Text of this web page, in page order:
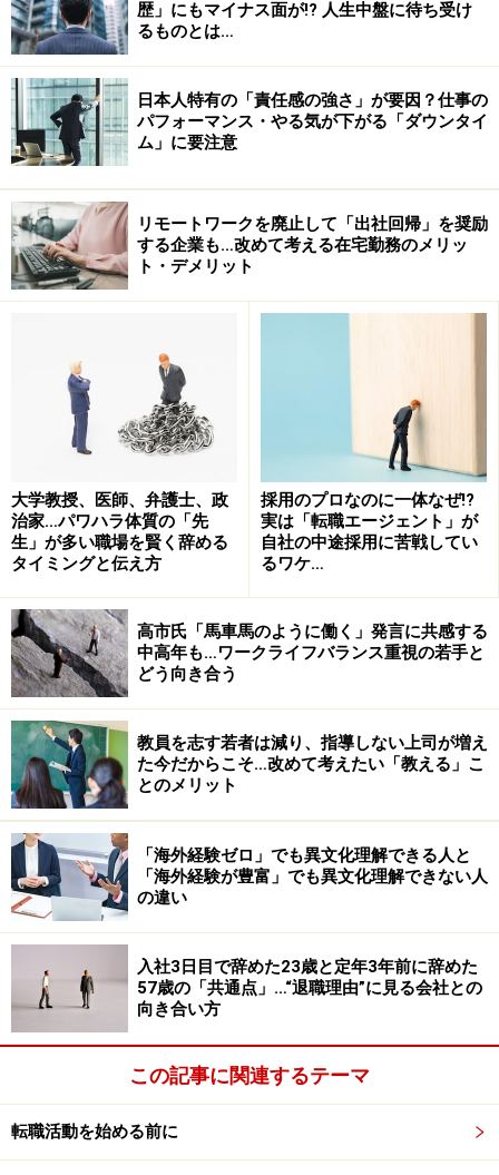
念が入ります。
■ＩＴ系、経営者 男性
理由次第ですね。とはいえ、確かに半年以上の離職期間
がありますと、何をしていたのか聞きたくなります。
先日１年半ぐらいかけて地球を１周していたという転職
希望者の方がいまして、最終的に採用しました。それ以
前の経験が大変当社に向いている経験を持っていました
し、かなり仕事の実績のある方でしたので、１年半のブ
ランクもその期間の話を面白おかしくお話できる方で、
人間にも幅が出る経験で非常に興味をそそられました。
実際に、当社でも入社後に活躍しています。これは特殊
な例かもしれませんが、離職期間が長いと気になります
が、理由次第ではないでしょうか。
一年前までは、許容できる離職期間は、3ヶ月ぐらいと
考えていましたが、最近は採用される企業も減少してい
るようで、半年ぐらいの離職期間は許容するようになり
ました。
他社の経営者の方と話をしていますが、採用している企
業の数を減らしていたり、採用する基準をあげていたり
する会社が多いからです。当社としては、他社にも内定
が出るような方を採用したいと思っていますので、他社
が受からないからうちの会社にきたというスタンスです
と、もちろん採用はできません。
他業界に比べて当社は人気のない業界ですので、あまり
多くを求めているわけではありませんが、やはり考え方
や態度がネガティブな方は採用できません。それは、入
社してもすぐに辞めてしまう可能性が高いからです。
離職期間が多少長いことは問題ではないですが、離職期
間が長くなってしまった理由をきちんと説明できる方と
そうでない方がいます。半年以上離職期間がある方は、
面接で離職期間が長くなっている理由を聞かれることが
ありますので、きちんと話をできるようにしておきまし
ょう。
次のページでは、面接のポイントを紹介します。
歴」にもマイナス面が!? 人生中盤に待ち受け
るものとは…
日本人特有の「責任感の強さ」が要因？仕事の
パフォーマンス・やる気が下がる「ダウンタイ
ム」に要注意
リモートワークを廃止して「出社回帰」を奨励
する企業も…改めて考える在宅勤務のメリッ
ト・デメリット
大学教授、医師、弁護士、政
治家…パワハラ体質の「先
生」が多い職場を賢く辞める
タイミングと伝え方
採用のプロなのに一体なぜ!?
実は「転職エージェント」が
自社の中途採用に苦戦してい
るワケ…
高市氏「馬車馬のように働く」発言に共感する
中高年も…ワークライフバランス重視の若手と
どう向き合う
教員を志す若者は減り、指導しない上司が増え
た今だからこそ…改めて考えたい「教える」こ
とのメリット
「海外経験ゼロ」でも異文化理解できる人と
「海外経験が豊富」でも異文化理解できない人
の違い
入社3日目で辞めた23歳と定年3年前に辞めた
57歳の「共通点」…“退職理由”に見る会社との
向き合い方
この記事に関連するテーマ
転職活動を始める前に